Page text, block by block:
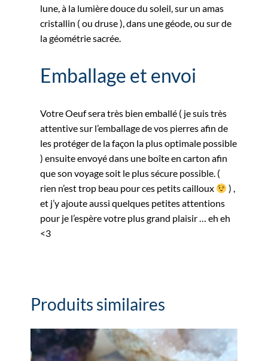
lune, à la lumière douce du soleil, sur un amas
cristallin ( ou druse ), dans une géode, ou sur de
la géométrie sacrée.
Emballage et envoi
Votre Oeuf sera très bien emballé ( je suis très
attentive sur l’emballage de vos pierres afin de
les protéger de la façon la plus optimale possible
) ensuite envoyé dans une boîte en carton afin
que son voyage soit le plus sécure possible. (
rien n’est trop beau pour ces petits cailloux
) ,
et j’y ajoute aussi quelques petites attentions
pour je l’espère votre plus grand plaisir … eh eh
<3
Produits similaires